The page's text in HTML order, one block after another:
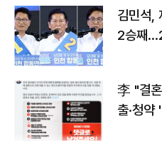
김민석,
2승째
李 "결
출·청약